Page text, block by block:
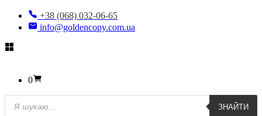
+38 (068) 032-06-65
info@goldencopy.com.ua
0
Пошук
товарів
ЗНАЙТИ